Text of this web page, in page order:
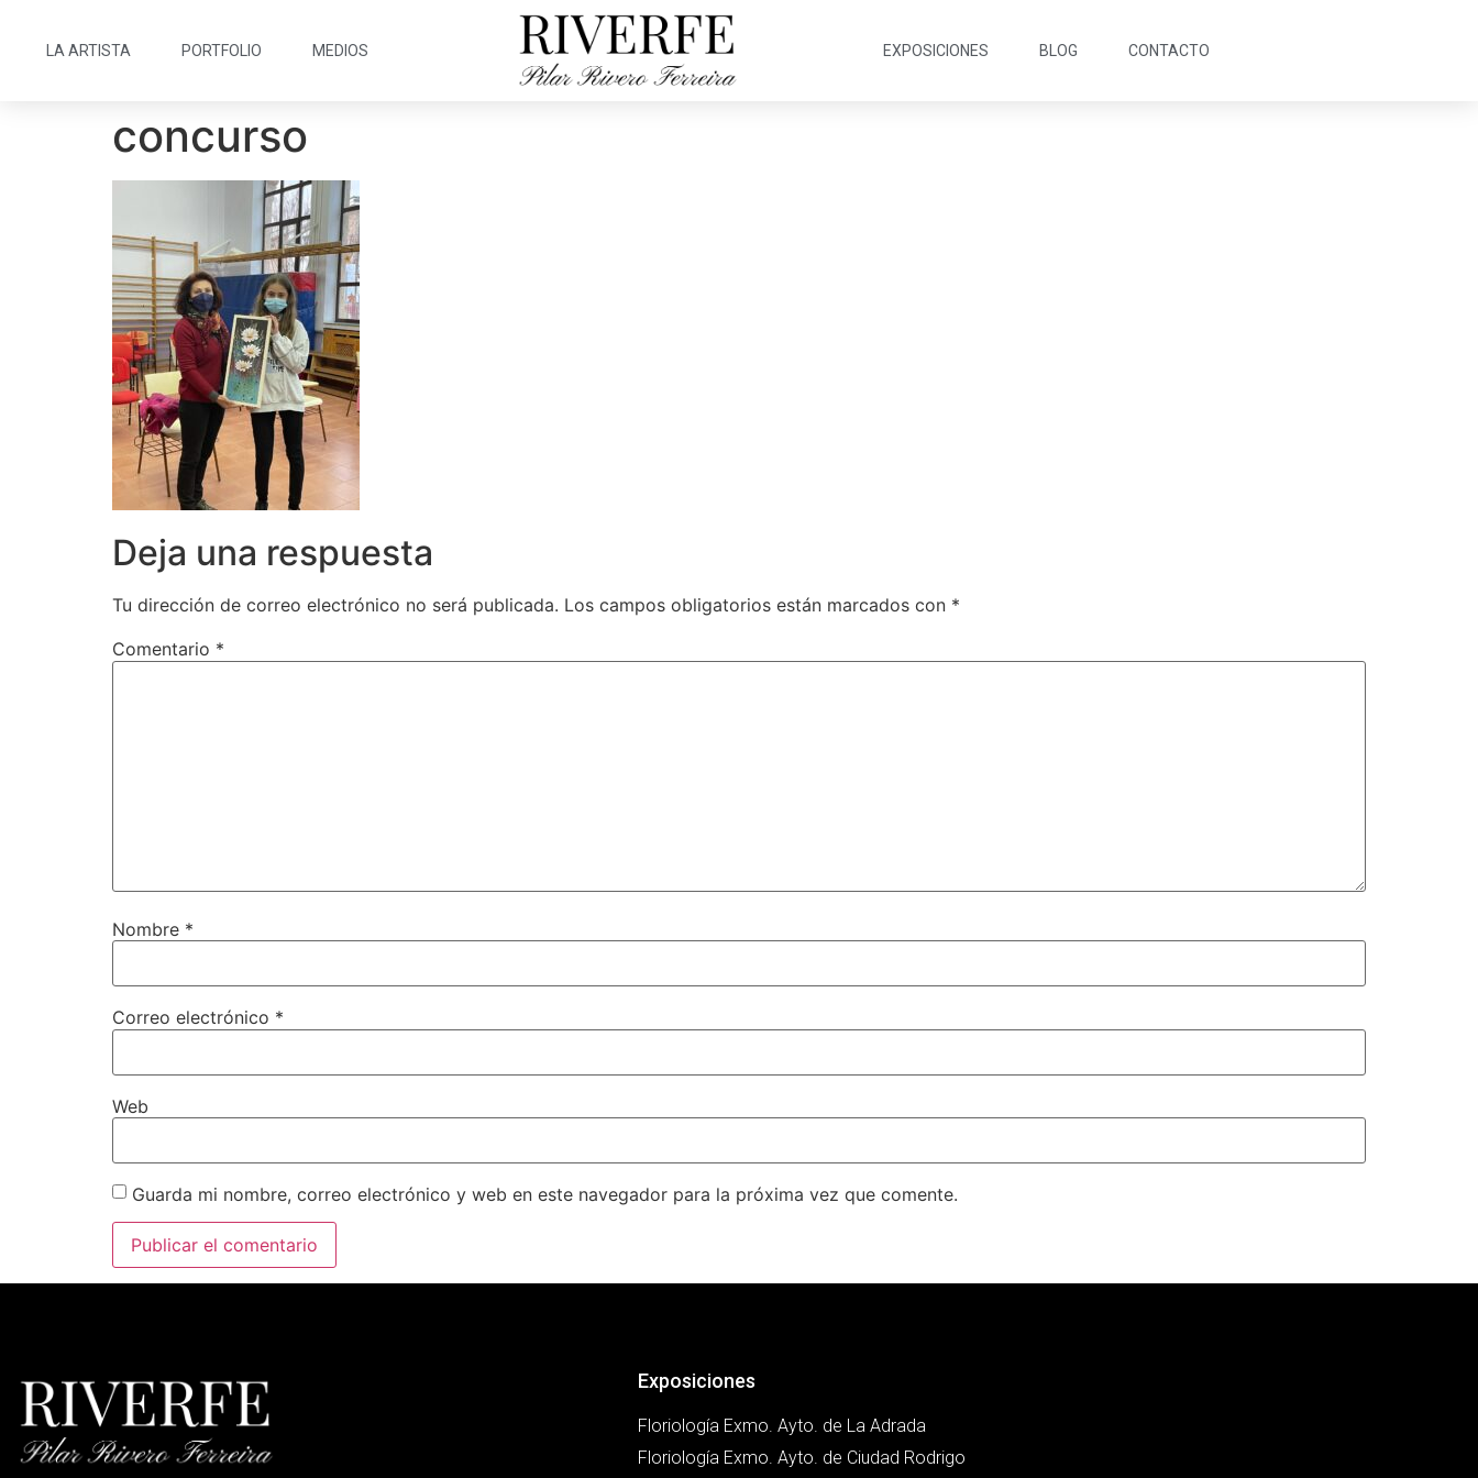
LA ARTISTA PORTFOLIO MEDIOS EXPOSICIONES BLOG CONTACTO
concurso
Deja una respuesta
Tu dirección de correo electrónico no será publicada. Los campos obligatorios están marcados con *
Comentario *
Nombre *
Correo electrónico *
Web
Guarda mi nombre, correo electrónico y web en este navegador para la próxima vez que comente.
Exposiciones
Floriología Exmo. Ayto. de La Adrada
Floriología Exmo. Ayto. de Ciudad Rodrigo